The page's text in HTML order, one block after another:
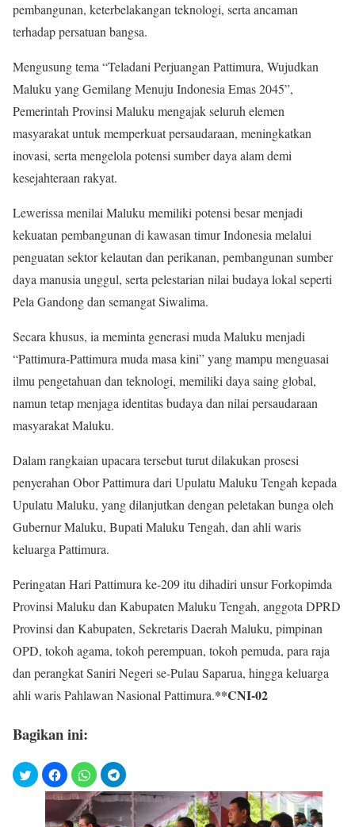
pembangunan, keterbelakangan teknologi, serta ancaman
terhadap persatuan bangsa.
Mengusung tema “Teladani Perjuangan Pattimura, Wujudkan
Maluku yang Gemilang Menuju Indonesia Emas 2045”,
Pemerintah Provinsi Maluku mengajak seluruh elemen
masyarakat untuk memperkuat persaudaraan, meningkatkan
inovasi, serta mengelola potensi sumber daya alam demi
kesejahteraan rakyat.
Lewerissa menilai Maluku memiliki potensi besar menjadi
kekuatan pembangunan di kawasan timur Indonesia melalui
penguatan sektor kelautan dan perikanan, pembangunan sumber
daya manusia unggul, serta pelestarian nilai budaya lokal seperti
Pela Gandong dan semangat Siwalima.
Secara khusus, ia meminta generasi muda Maluku menjadi
“Pattimura-Pattimura muda masa kini” yang mampu menguasai
ilmu pengetahuan dan teknologi, memiliki daya saing global,
namun tetap menjaga identitas budaya dan nilai persaudaraan
masyarakat Maluku.
Dalam rangkaian upacara tersebut turut dilakukan prosesi
penyerahan Obor Pattimura dari Upulatu Maluku Tengah kepada
Upulatu Maluku, yang dilanjutkan dengan peletakan bunga oleh
Gubernur Maluku, Bupati Maluku Tengah, dan ahli waris
keluarga Pattimura.
Peringatan Hari Pattimura ke-209 itu dihadiri unsur Forkopimda
Provinsi Maluku dan Kabupaten Maluku Tengah, anggota DPRD
Provinsi dan Kabupaten, Sekretaris Daerah Maluku, pimpinan
OPD, tokoh agama, tokoh perempuan, tokoh pemuda, para raja
dan perangkat Saniri Negeri se-Pulau Saparua, hingga keluarga
ahli waris Pahlawan Nasional Pattimura.**CNI-02
Bagikan ini: